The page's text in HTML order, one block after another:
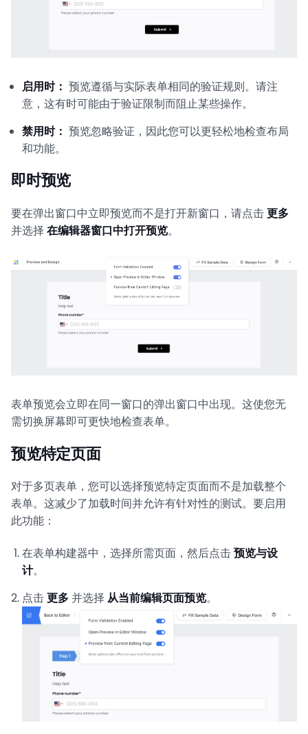
启用时： 预览遵循与实际表单相同的验证规则。请注
意，这有时可能由于验证限制而阻止某些操作。
禁用时： 预览忽略验证，因此您可以更轻松地检查布局
和功能。
即时预览
要在弹出窗口中立即预览而不是打开新窗口，请点击更多
并选择在编辑器窗口中打开预览。
表单预览会立即在同一窗口的弹出窗口中出现。这使您无
需切换屏幕即可更快地检查表单。
预览特定页面
对于多页表单，您可以选择预览特定页面而不是加载整个
表单。这减少了加载时间并允许有针对性的测试。要启用
此功能：
在表单构建器中，选择所需页面，然后点击预览与设
计。
点击更多并选择从当前编辑页面预览。